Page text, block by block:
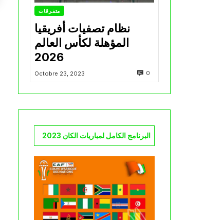
متفرقات
نظام تصفيات أفريقيا
المؤهلة لكأس العالم
2026
Octobre 23, 2023 0
البرنامج الكامل لمباريات الكان 2023